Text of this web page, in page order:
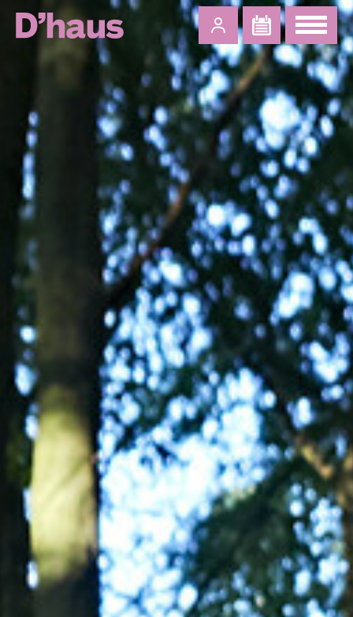
Zum Hauptinhalt springen Zum Footer springen